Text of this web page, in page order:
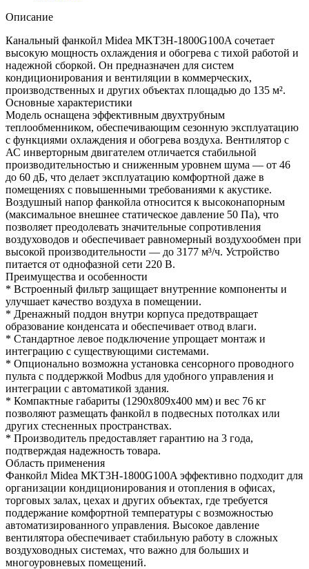
Описание
Канальный фанкойл Midea MKT3H-1800G100A сочетает
высокую мощность охлаждения и обогрева с тихой работой и
надежной сборкой. Он предназначен для систем
кондиционирования и вентиляции в коммерческих,
производственных и других объектах площадью до 135 м².
Основные характеристики
Модель оснащена эффективным двухтрубным
теплообменником, обеспечивающим сезонную эксплуатацию
с функциями охлаждения и обогрева воздуха. Вентилятор с
АС инверторным двигателем отличается стабильной
производительностью и сниженным уровнем шума — от 46
до 60 дБ, что делает эксплуатацию комфортной даже в
помещениях с повышенными требованиями к акустике.
Воздушный напор фанкойла относится к высоконапорным
(максимальное внешнее статическое давление 50 Па), что
позволяет преодолевать значительные сопротивления
воздуховодов и обеспечивает равномерный воздухообмен при
высокой производительности — до 3177 м³/ч. Устройство
питается от однофазной сети 220 В.
Преимущества и особенности
* Встроенный фильтр защищает внутренние компоненты и
улучшает качество воздуха в помещении.
* Дренажный поддон внутри корпуса предотвращает
образование конденсата и обеспечивает отвод влаги.
* Стандартное левое подключение упрощает монтаж и
интеграцию с существующими системами.
* Опционально возможна установка сенсорного проводного
пульта с поддержкой Modbus для удобного управления и
интеграции с автоматикой здания.
* Компактные габариты (1290x809x400 мм) и вес 76 кг
позволяют размещать фанкойл в подвесных потолках или
других стесненных пространствах.
* Производитель предоставляет гарантию на 3 года,
подтверждая надежность товара.
Область применения
Фанкойл Midea MKT3H-1800G100A эффективно подходит для
организации кондиционирования и отопления в офисах,
торговых залах, цехах и других объектах, где требуется
поддержание комфортной температуры с возможностью
автоматизированного управления. Высокое давление
вентилятора обеспечивает стабильную работу в сложных
воздуховодных системах, что важно для больших и
многоуровневых помещений.